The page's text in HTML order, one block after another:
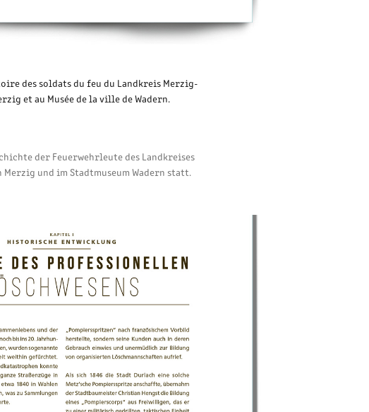
des soldats du feu du Landkreis Merzig-
et au Musée de la ville de Wadern.
der Feuerwehrleute des Landkreises
und im Stadtmuseum Wadern statt.